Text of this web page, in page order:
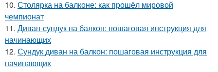
10. Столярка на балконе: как прошёл мировой
чемпионат
11. Диван-сундук на балкон: пошаговая инструкция для
начинающих
12. Сундук диван на балкон: пошаговая инструкция для
начинающих